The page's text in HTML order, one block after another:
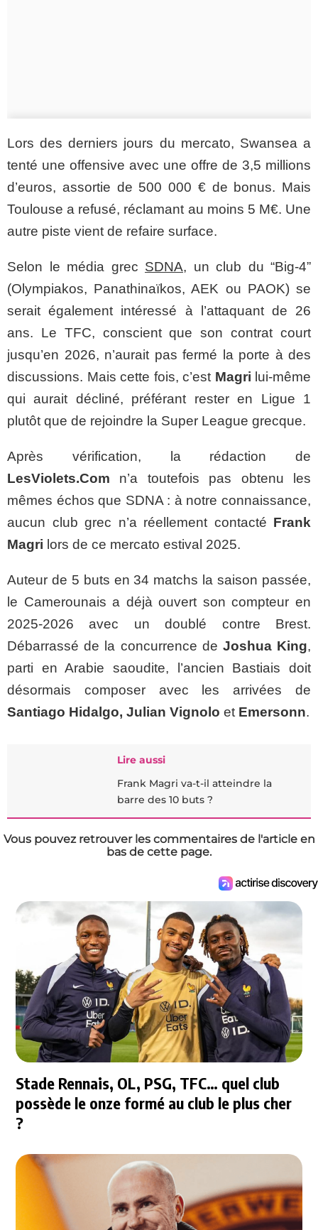
Lors des derniers jours du mercato, Swansea a
tenté une offensive avec une offre de 3,5 millions
d’euros, assortie de 500 000 € de bonus. Mais
Toulouse a refusé, réclamant au moins 5 M€. Une
autre piste vient de refaire surface.
Selon le média grec SDNA, un club du “Big-4”
(Olympiakos, Panathinaïkos, AEK ou PAOK) se
serait également intéressé à l’attaquant de 26
ans. Le TFC, conscient que son contrat court
jusqu’en 2026, n’aurait pas fermé la porte à des
discussions. Mais cette fois, c’est Magri lui-même
qui aurait décliné, préférant rester en Ligue 1
plutôt que de rejoindre la Super League grecque.
Après vérification, la rédaction de
LesViolets.Com n’a toutefois pas obtenu les
mêmes échos que SDNA : à notre connaissance,
aucun club grec n’a réellement contacté Frank
Magri lors de ce mercato estival 2025.
Auteur de 5 buts en 34 matchs la saison passée,
le Camerounais a déjà ouvert son compteur en
2025-2026 avec un doublé contre Brest.
Débarrassé de la concurrence de Joshua King,
parti en Arabie saoudite, l’ancien Bastiais doit
désormais composer avec les arrivées de
Santiago Hidalgo, Julian Vignolo et Emersonn.
Lire aussi
Frank Magri va-t-il atteindre la
barre des 10 buts ?
Vous pouvez retrouver les commentaires de l'article en
bas de cette page.
Stade Rennais, OL, PSG, TFC… quel club
possède le onze formé au club le plus cher
?